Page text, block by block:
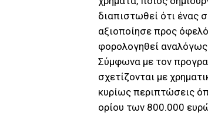
διαπιστωθεί ότι ένας
αξιοποίησε προς
φορολογηθεί
Σύμφωνα με τον
σχετίζονται με
κυρίως περιπτώσεις
ορίου των 800.000